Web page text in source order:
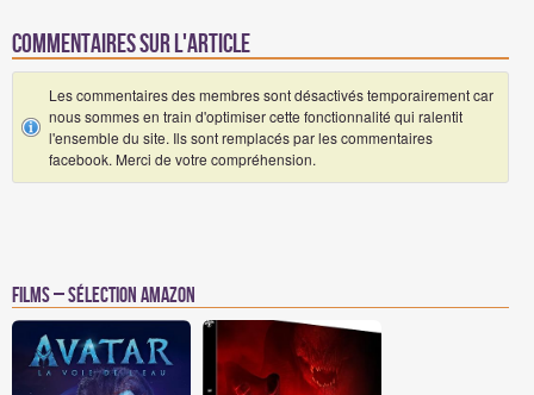
Commentaires sur l'article
Les commentaires des membres sont désactivés temporairement car
nous sommes en train d'optimiser cette fonctionnalité qui ralentit
l'ensemble du site. Ils sont remplacés par les commentaires
facebook. Merci de votre compréhension.
Films – Sélection Amazon